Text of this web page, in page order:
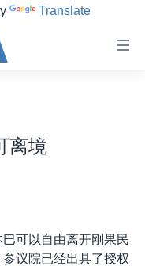
Translate
离境
可以自由离开刚果民
议院已经出具了授权